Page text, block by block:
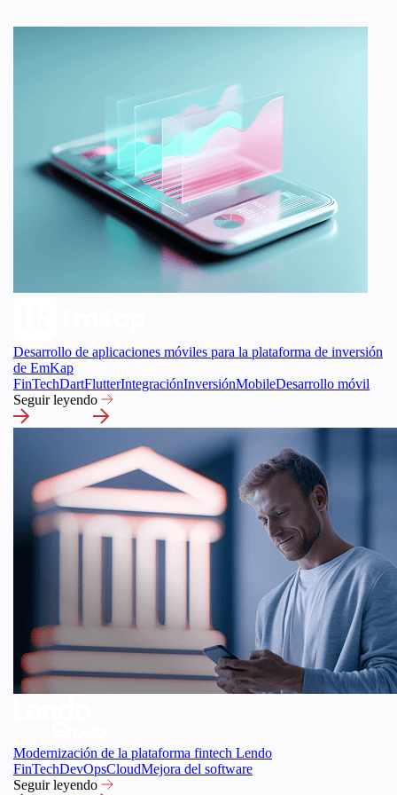
acelerar la emisión de pólizas, reducir el tiempo de elaboración de
presupuestos y mejorar la precisión.
Desarrollo de aplicaciones móviles para la plataforma de inversión
de EmKap
FinTechDartFlutterIntegraciónInversiónMobileDesarrollo móvil
Seguir leyendo
Modernización de la plataforma fintech Lendo
FinTechDevOpsCloudMejora del software
Seguir leyendo